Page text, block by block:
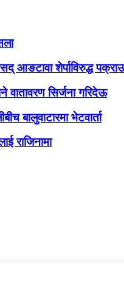
आङटावा शेर्पाविरुद्ध पक्राउ
वातावरण सिर्जना गरिदेऊ
बालुवाटारमा भेटवार्ता
राजिनामा